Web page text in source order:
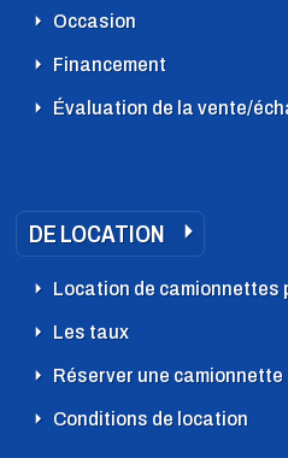
Occasion
Financement
Évaluation de la vente/
DE LOCATION
Location de
Les taux
Réserver une camionnette
Conditions de location